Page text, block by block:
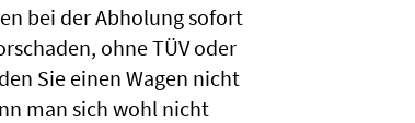
bei der Abholung sofort
ohne TÜV oder
Sie einen Wagen nicht
man sich wohl nicht